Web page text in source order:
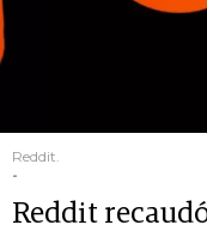
Reddit.
-
Reddit